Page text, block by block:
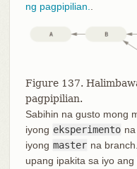
ng pagpipilian.
Figure 137.
pagpipilian.
Sabihin na gusto mong
iyong eksperimento
iyong master na
upang ipakita sa iyo